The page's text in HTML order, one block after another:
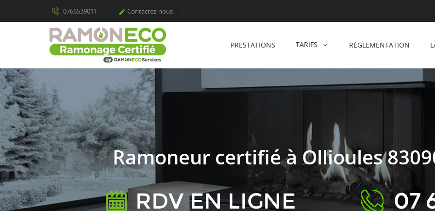
0766539011  Contactez-nous
PRESTATIONS TARIFS RÈGLEMENTATION
Ramoneur certifié à Ollioules